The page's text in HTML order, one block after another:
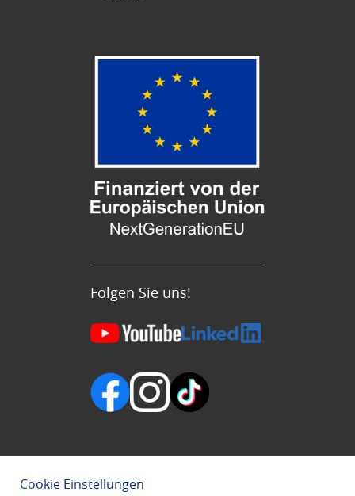
Folgen Sie uns!
Cookie Einstellungen